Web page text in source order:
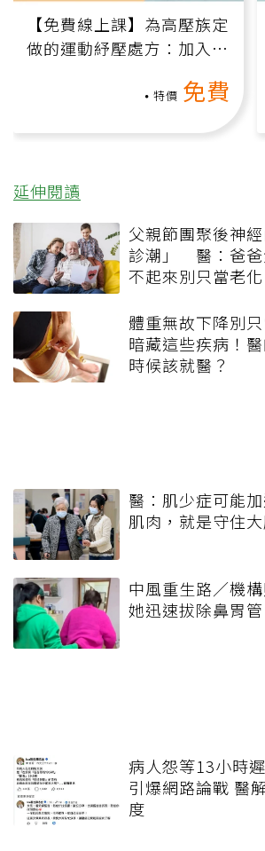
【免費線上課】為高壓族定
做的運動紓壓處方：加入行
特價 免費
延伸閱讀
父親節團聚後神
診潮」 醫：爸爸
不起來別只當老化
體重無故下降別
暗藏這些疾病！
時候該就醫？
醫：肌少症可能
肌肉，就是守住
中風重生路／機
她迅速拔除鼻胃管
病人怨等13小時
引爆網路論戰 醫
度